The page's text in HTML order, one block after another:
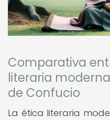
Comparativa
literaria
de Confucio
La ética literaria